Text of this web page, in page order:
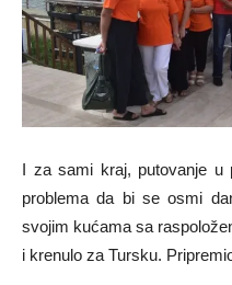
I za sami kraj, putovanje u
problema da bi se osmi
svojim kućama sa
i krenulo za Tursku.